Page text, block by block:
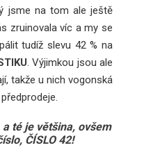
jsme na tom ale ještě
zruinovala víc a my se
tudíž slevu 42 % na
. Výjimkou jsou ale
takže u nich vogonská
té je většina, ovšem
ČÍSLO 42!